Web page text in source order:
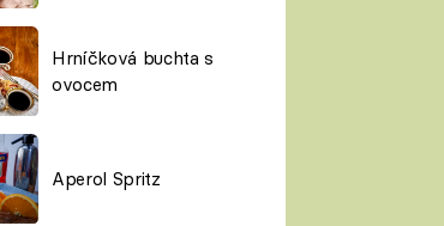
Hrníčková buchta s
ovocem
Aperol Spritz